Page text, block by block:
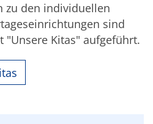
zu den individuellen
sind
"Unsere Kitas" aufgeführt.